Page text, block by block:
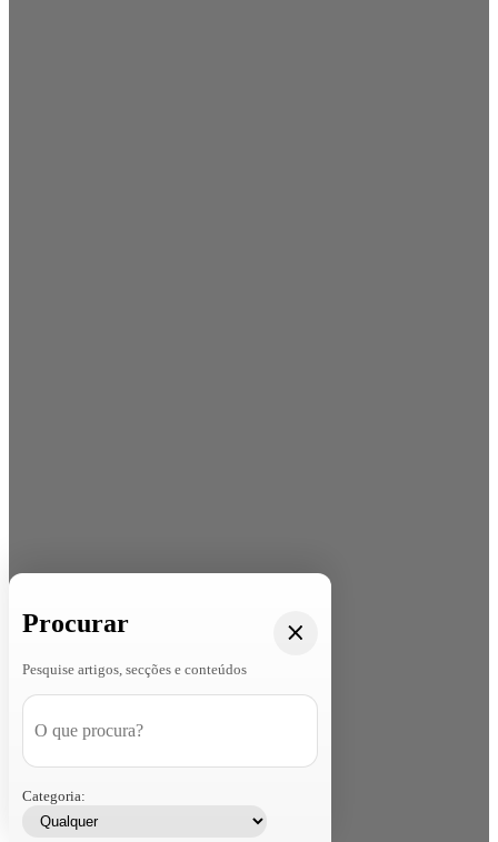
Procurar
Pesquise artigos, secções e conteúdos
Categoria: